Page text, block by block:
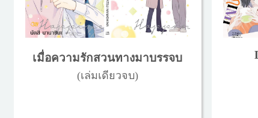
เมื่อความรักสวนทางมาบรรจบ
(เล่มเดียวจบ)